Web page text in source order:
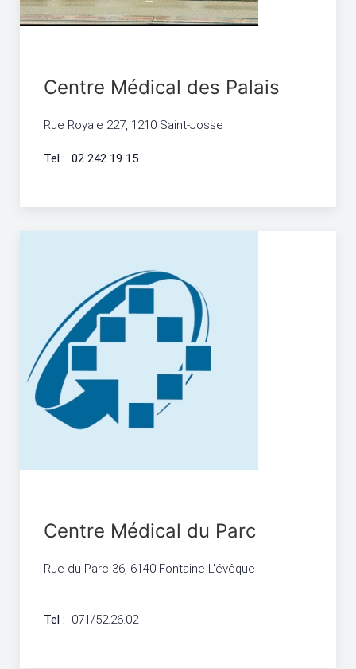
Centre Médical des Palais
Rue Royale 227, 1210 Saint-Josse
Tel : 02 242 19 15
Centre Médical du Parc
Rue du Parc 36, 6140 Fontaine L'évêque
Tel : 071/52.26.02